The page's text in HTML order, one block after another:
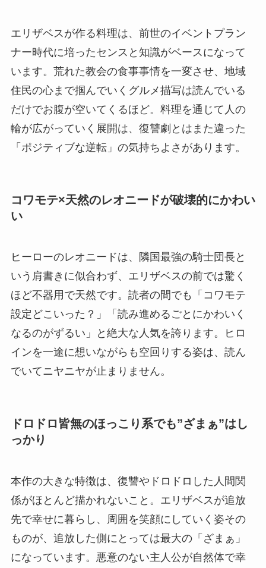
エリザベスが作る料理は、前世のイベントプラン
ナー時代に培ったセンスと知識がベースになって
います。荒れた教会の食事事情を一変させ、地域
住民の心まで掴んでいくグルメ描写は読んでいる
だけでお腹が空いてくるほど。料理を通じて人の
輪が広がっていく展開は、復讐劇とはまた違った
「ポジティブな逆転」の気持ちよさがあります。
コワモテ×天然のレオニードが破壊的にかわい
い
ヒーローのレオニードは、隣国最強の騎士団長と
いう肩書きに似合わず、エリザベスの前では驚く
ほど不器用で天然です。読者の間でも「コワモテ
設定どこいった？」「読み進めるごとにかわいく
なるのがずるい」と絶大な人気を誇ります。ヒロ
インを一途に想いながらも空回りする姿は、読ん
でいてニヤニヤが止まりません。
ドロドロ皆無のほっこり系でも”ざまぁ”はし
っかり
本作の大きな特徴は、復讐やドロドロした人間関
係がほとんど描かれないこと。エリザベスが追放
先で幸せに暮らし、周囲を笑顔にしていく姿その
ものが、追放した側にとっては最大の「ざまぁ」
になっています。悪意のない主人公が自然体で幸